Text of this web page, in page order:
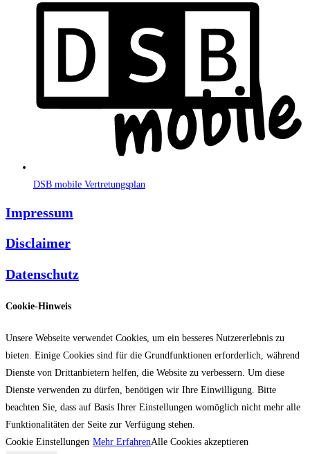
DSB mobile Vertretungsplan
Impressum
Disclaimer
Datenschutz
Cookie-Hinweis
Unsere Webseite verwendet Cookies, um ein besseres Nutzererlebnis zu
bieten. Einige Cookies sind für die Grundfunktionen erforderlich, während
Dienste von Drittanbietern helfen, die Website zu verbessern. Um diese
Dienste verwenden zu dürfen, benötigen wir Ihre Einwilligung. Bitte
beachten Sie, dass auf Basis Ihrer Einstellungen womöglich nicht mehr alle
Funktionalitäten der Seite zur Verfügung stehen.
Cookie Einstellungen Mehr ErfahrenAlle Cookies akzeptieren